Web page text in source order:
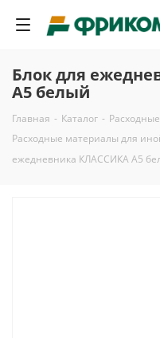
Блок для
А5 белый
Главная - Каталог -
Расходные материалы для
ежедневника КЛАССИКА А5